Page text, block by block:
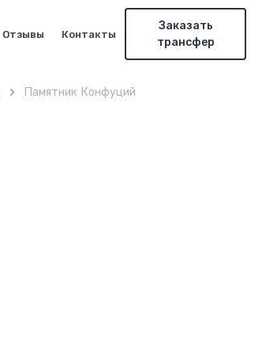
Отзывы Контакты
Заказать
трансфер
 Памятник Конфуций